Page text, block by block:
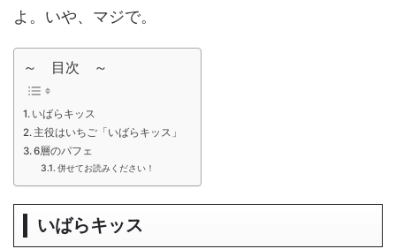
よ。いや、マジで。
～ 目次 ～
いばらキッス
主役はいちご「いばらキッス」
6層のパフェ
併せてお読みください！
いばらキッス